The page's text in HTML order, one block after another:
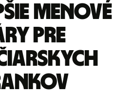
menové
pre